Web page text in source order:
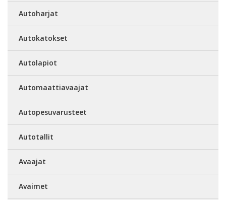
Autoharjat
Autokatokset
Autolapiot
Automaattiavaajat
Autopesuvarusteet
Autotallit
Avaajat
Avaimet